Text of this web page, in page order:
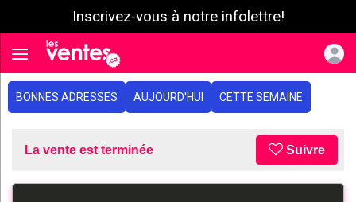
Inscrivez-vous à notre infolettre!
Toggle navigation
BONNES ADRESSES AUJOURD'HUI CETTE SEMAINE
La vente est terminée Suivre